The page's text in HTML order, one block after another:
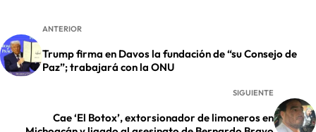
ANTERIOR
Trump firma en Davos la fundación de “su Consejo de
Paz”; trabajará con la ONU
SIGUIENTE
Cae ‘El Botox’, extorsionador de limoneros en